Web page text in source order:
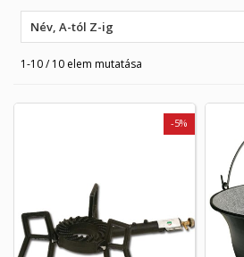
Név, A-tól Z-ig
1-10 / 10 elem mutatása
-5%